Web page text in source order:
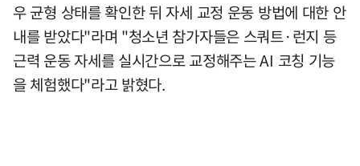
우 균형 상태를 확인한 뒤 자세 교정 운동 방법에 대한 안
내를 받았다"라며 "청소년 참가자들은 스쿼트·런지 등
근력 운동 자세를 실시간으로 교정해주는 AI 코칭 기능
을 체험했다"라고 밝혔다.